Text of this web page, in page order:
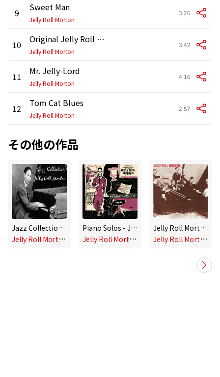
9 Sweet Man
Jelly Roll Morton
3:26
10 Original Jelly Roll Blues
Jelly Roll Morton
3:42
11 Mr. Jelly-Lord
Jelly Roll Morton
4:16
12 Tom Cat Blues
Jelly Roll Morton
2:57
その他の作品
Jazz Collection: Jelly Roll Morton
J
elly Roll Morton
Piano Solos - Jelly Roll Morton's New Orleans Memories
J
elly Roll Morton
Jelly Roll Morton
J
elly Roll Morton